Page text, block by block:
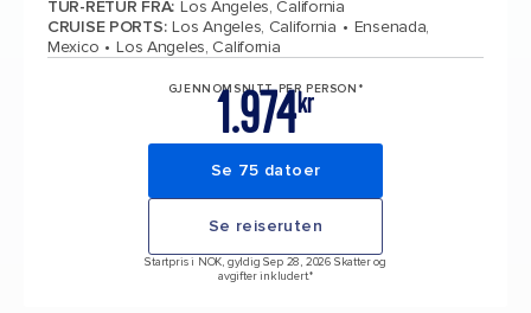
TUR-RETUR FRA: Los Angeles, California
CRUISE PORTS: Los Angeles, California
Ensenada,
Mexico
Los Angeles, California
GJENNOMSNITT PER PERSON*
kr
1.974
Se 75 datoer
Se reiseruten
Startpris i NOK, gyldig Sep 28, 2026 Skatter og
avgifter inkludert.*